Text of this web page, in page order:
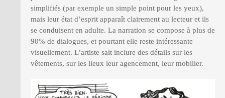
simplifiés (par exemple un simple point pour les yeux),
mais leur état d’esprit apparaît clairement au lecteur et ils
se conduisent en adulte. La narration se compose à plus de
90% de dialogues, et pourtant elle reste intéressante
visuellement. L’artiste sait inclure des détails sur les
vêtements, sur les lieux leur agencement, leur mobilier.